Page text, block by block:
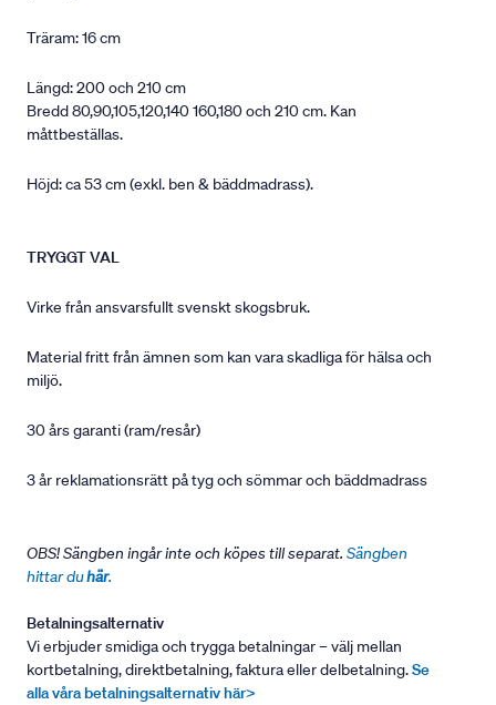
Träram: 16 cm
Längd: 200 och 210 cm
Bredd 80,90,105,120,140 160,180 och 210 cm. Kan
måttbeställas.
Höjd: ca 53 cm (exkl. ben & bäddmadrass).
TRYGGT VAL
Virke från ansvarsfullt svenskt skogsbruk.
Material fritt från ämnen som kan vara skadliga för hälsa och
miljö.
30 års garanti (ram/resår)
3 år reklamationsrätt på tyg och sömmar och bäddmadrass
OBS! Sängben ingår inte och köpes till separat. Sängben
hittar duhär.
Betalningsalternativ
Vi erbjuder smidiga och trygga betalningar – välj mellan
kortbetalning, direktbetalning, faktura eller delbetalning.Se
alla våra betalningsalternativ här>